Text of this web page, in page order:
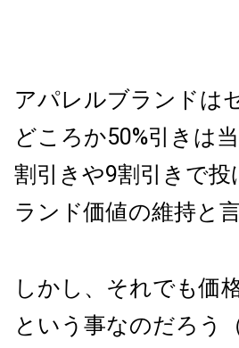
アパレルブランドは
どころか50%引きは
割引きや9割引きで
ランド価値の維持と
しかし、それでも価
という事なのだろう